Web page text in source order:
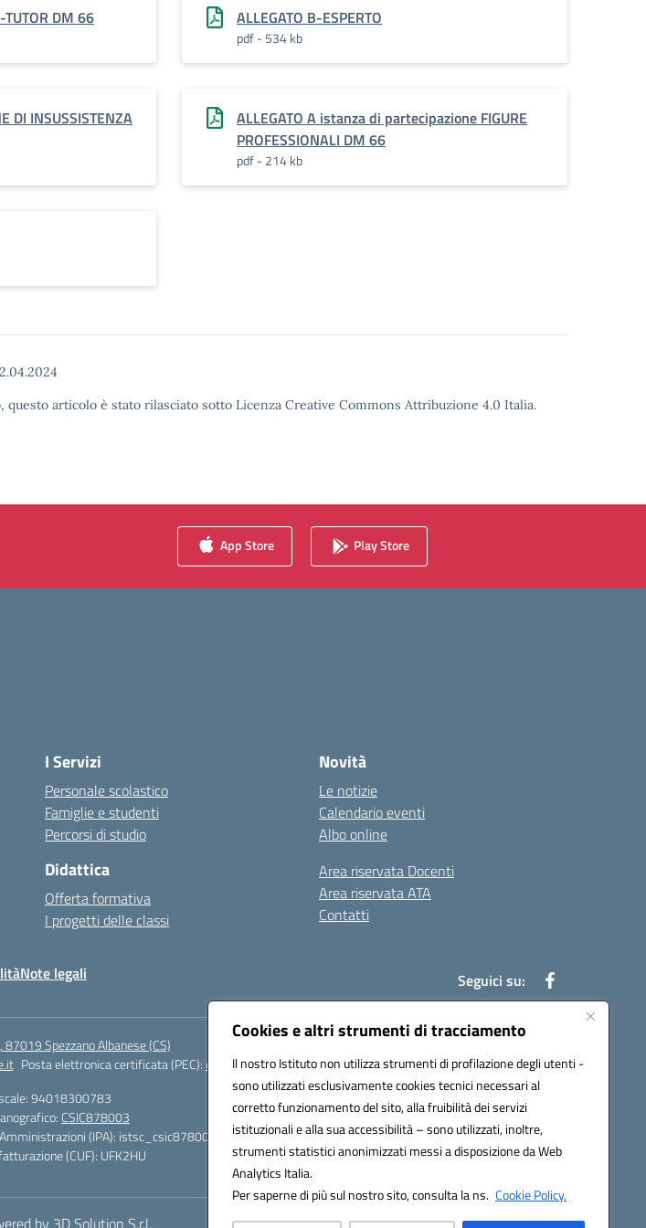
Cookies e altri strumenti di tracciamento
Il nostro Istituto non utilizza strumenti di profilazione degli utenti -
sono utilizzati esclusivamente cookies tecnici necessari al
corretto funzionamento del sito, alla fruibilità dei servizi
istituzionali e alla sua accessibilità – sono utilizzati, inoltre,
strumenti statistici anonimizzati messi a disposizione da Web
Analytics Italia.
Per saperne di più sul nostro sito, consulta la ns. Cookie Policy.
TUTOR DM 66 ALLEGATO B-ESPERTO
pdf - 534 kb
DI INSUSSISTENZA
ALLEGATO A istanza di partecipazione FIGURE
PROFESSIONALI DM 66
pdf - 214 kb
questo articolo è stato rilasciato sotto Licenza Creative Commons Attribuzione 4.0 Italia.
App Store Play Store
I Servizi
Personale scolastico
Famiglie e studenti
Percorsi di studio
Didattica
Offerta formativa
I progetti delle classi
Novità
Le notizie
Calendario eventi
Albo online
Area riservata Docenti
Area riservata ATA
Contatti
Note legali Seguici su:
87019 Spezzano Albanese (CS)
Posta elettronica certificata (PEC):csic878003@pec.istruzione.it
94018300783
CSIC878003
(IPA): istsc_csic878003
(CUF): UFK2HU
by 3D Solution S.r.l.